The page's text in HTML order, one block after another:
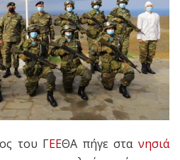
του ΓΕΕΘΑ πήγε στα νησιά